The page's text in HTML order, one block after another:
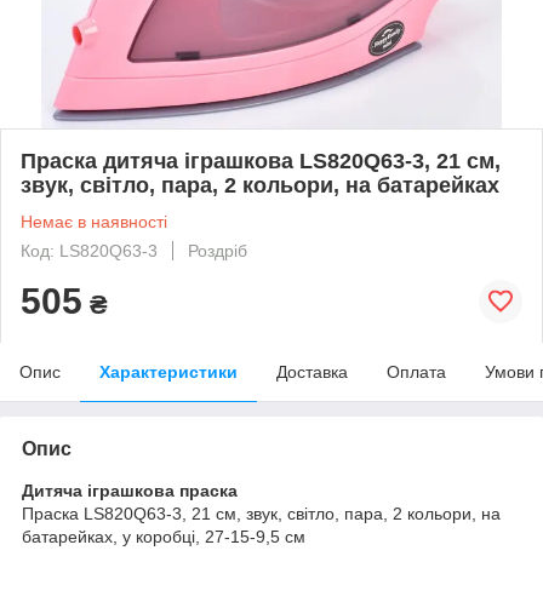
Праска дитяча іграшкова LS820Q63-3, 21 см,
звук, світло, пара, 2 кольори, на батарейках
Немає в наявності
Код: LS820Q63-3
Роздріб
505 ₴
Опис Характеристики Доставка Оплата Умови
Опис
Дитяча іграшкова праска
Праска LS820Q63-3, 21 см, звук, світло, пара, 2 кольори, на
батарейках, у коробці, 27-15-9,5 см